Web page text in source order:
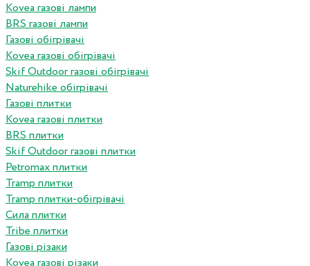
Kovea газові лампи
BRS газові лампи
Газові обігрівачі
Kovea газові обігрівачі
Skif Outdoor газові обігрівачі
Naturehike обігрівачі
Газові плитки
Kovea газові плитки
BRS плитки
Skif Outdoor газові плитки
Petromax плитки
Tramp плитки
Tramp плитки-обігрівачі
Сила плитки
Tribe плитки
Газові різаки